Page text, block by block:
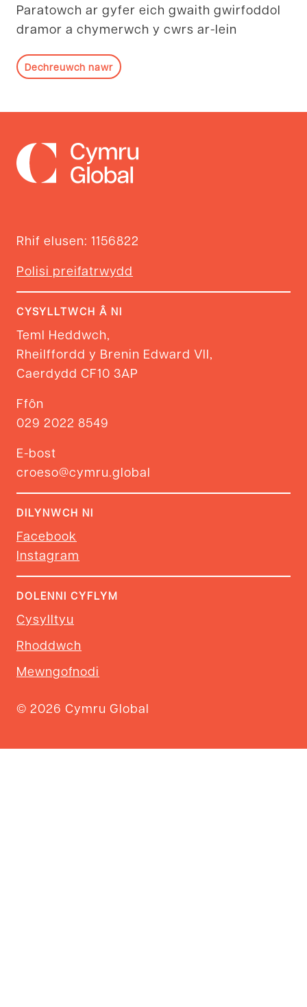
Paratowch ar gyfer eich gwaith gwirfoddol
dramor a chymerwch y cwrs ar-lein
Dechreuwch nawr
Rhif elusen: 1156822
Polisi preifatrwydd
CYSYLLTWCH Â NI
Teml Heddwch,
Rheilffordd y Brenin Edward VII,
Caerdydd CF10 3AP
Ffôn
029 2022 8549
E-bost
croeso@cymru.global
DILYNWCH NI
Facebook
Instagram
DOLENNI CYFLYM
Cysylltyu
Rhoddwch
Mewngofnodi
© 2026 Cymru Global